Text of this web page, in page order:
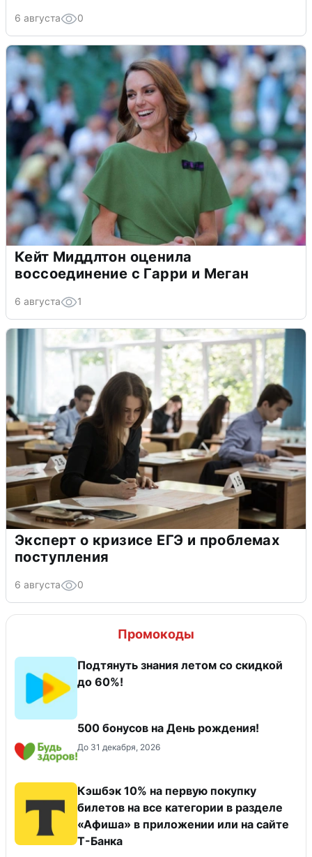
6 августа 0
Кейт Миддлтон оценила
воссоединение с Гарри и Меган
6 августа 1
Эксперт о кризисе ЕГЭ и проблемах
поступления
6 августа 0
Промокоды
Подтянуть знания летом со скидкой
до 60%!
500 бонусов на День рождения!
До 31 декабря, 2026
Кэшбэк 10% на первую покупку
билетов на все категории в разделе
«Афиша» в приложении или на сайте
Т-Банка